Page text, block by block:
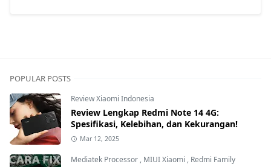
POPULAR POSTS
Review Xiaomi Indonesia
Review Lengkap Redmi Note 14 4G:
Spesifikasi, Kelebihan, dan Kekurangan!
Mar 12, 2025
Mediatek Processor , MIUI Xiaomi , Redmi Family